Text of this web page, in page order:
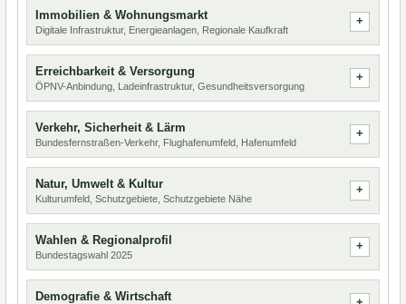
Immobilien & Wohnungsmarkt
Digitale Infrastruktur, Energieanlagen, Regionale Kaufkraft
Erreichbarkeit & Versorgung
ÖPNV-Anbindung, Ladeinfrastruktur, Gesundheitsversorgung
Verkehr, Sicherheit & Lärm
Bundesfernstraßen-Verkehr, Flughafenumfeld, Hafenumfeld
Natur, Umwelt & Kultur
Kulturumfeld, Schutzgebiete, Schutzgebiete Nähe
Wahlen & Regionalprofil
Bundestagswahl 2025
Demografie & Wirtschaft